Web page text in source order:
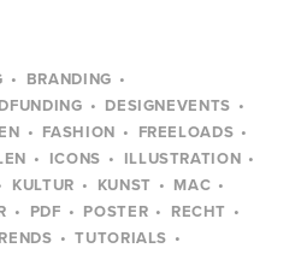
BRANDING
DESIGNEVENTS
FASHION
FREELOADS
ICONS
ILLUSTRATION
KULTUR KUNST
MAC
PDF POSTER
RECHT
TUTORIALS